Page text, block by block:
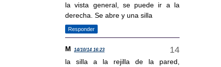
la vista general, se puede ir a la
derecha. Se abre y una silla
Responder
M 14/10/14 16:23
la silla a la rejilla de la pared,